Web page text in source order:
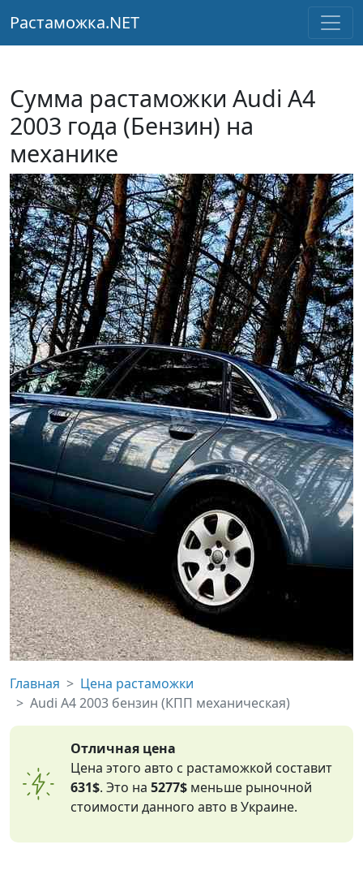
Растаможка.NET
Сумма растаможки Audi A4
2003 года (Бензин) на
механике
Главная
Цена растаможки
Audi A4 2003 бензин (КПП механическая)
Отличная цена
Цена этого авто с растаможкой составит
631$. Это на5277$ меньше рыночной
стоимости данного авто в Украине.